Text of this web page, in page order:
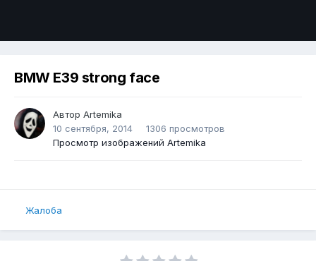
BMW E39 strong face
Автор Artemika
10 сентября, 2014
1306 просмотров
Просмотр изображений Artemika
Жалоба